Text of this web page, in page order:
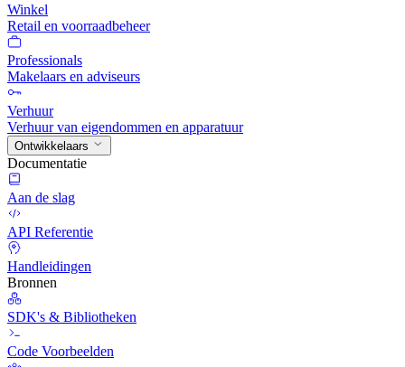
Winkel
Retail en voorraadbeheer
Professionals
Makelaars en adviseurs
Verhuur
Verhuur van eigendommen en apparatuur
Ontwikkelaars
Documentatie
Aan de slag
API Referentie
Handleidingen
Bronnen
SDK's & Bibliotheken
Code Voorbeelden